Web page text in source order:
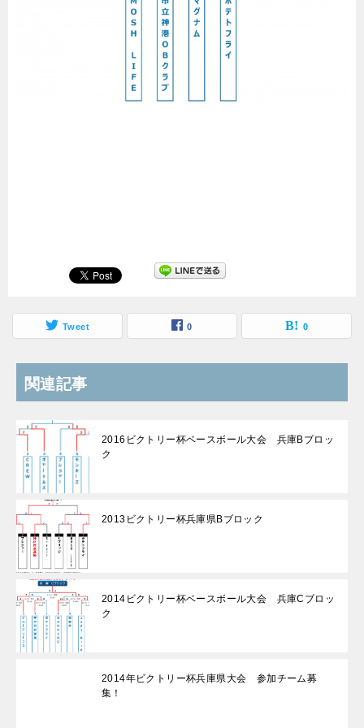
Tweet 0 0
関連記事
2016ビクトリー杯ベースボール大会 兵庫Bブロッ
ク
2013ビクトリー杯兵庫県Bブロック
2014ビクトリー杯ベースボール大会 兵庫Cブロッ
ク
2014年ビクトリー杯兵庫県大会 参加チーム募
集！